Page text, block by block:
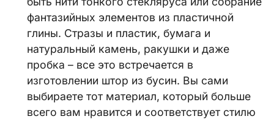
фантазийных элементов из пластичной
глины. Стразы и пластик, бумага и
натуральный камень, ракушки и даже
пробка – все это встречается в
изготовлении штор из бусин. Вы сами
выбираете тот материал, который больше
всего вам нравится и соответствует стилю